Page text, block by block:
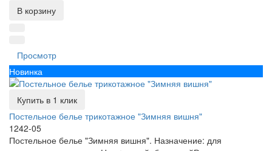
В корзину
Просмотр
Новинка
Купить в 1 клик
Постельное белье трикотажное "Зимняя вишня"
1242-05
Постельное белье "Зимняя вишня". Назначение: для